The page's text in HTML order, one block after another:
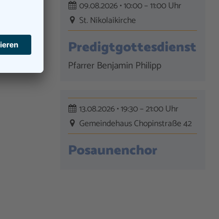
09.08.2026 • 10:00 – 11:00 Uhr
St. Nikolaikirche
Predigtgottesdienst
Pfarrer Benjamin Philipp
13.08.2026 • 19:30 – 21:00 Uhr
Gemeindehaus Chopinstraße 42
Posaunenchor